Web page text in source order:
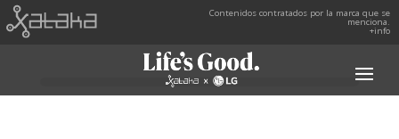
Contenidos contratados por la marca que se
menciona.
+info